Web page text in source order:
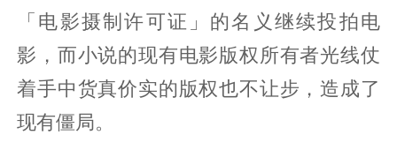
「电影摄制许可证」的名义继续投拍电
影，而小说的现有电影版权所有者光线仗
着手中货真价实的版权也不让步，造成了
现有僵局。